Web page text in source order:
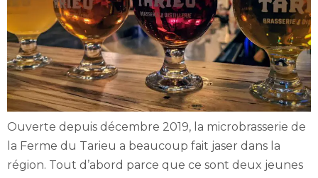
Ouverte depuis décembre 2019, la microbrasserie de
la Ferme du Tarieu a beaucoup fait jaser dans la
région. Tout d’abord parce que ce sont deux jeunes